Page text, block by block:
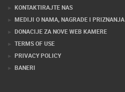
KONTAKTIRAJTE NAS
MEDIJI O NAMA, NAGRADE I PRIZNANJA
DONACIJE ZA NOVE WEB KAMERE
TERMS OF USE
PRIVACY POLICY
BANERI